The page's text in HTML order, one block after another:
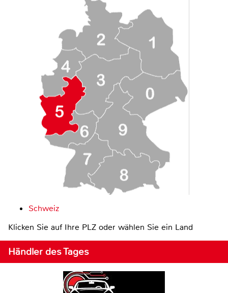
Schweiz
Klicken Sie auf Ihre PLZ oder wählen Sie ein Land
Händler des Tages